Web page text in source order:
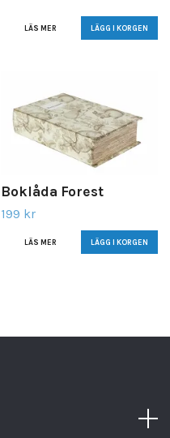
LÄS MER
Boklåda Forest
199 kr
LÄS MER